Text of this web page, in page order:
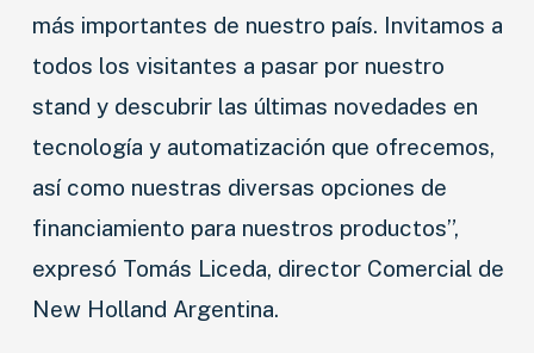
más importantes de nuestro país. Invitamos a
todos los visitantes a pasar por nuestro
stand y descubrir las últimas novedades en
tecnología y automatización que ofrecemos,
así como nuestras diversas opciones de
financiamiento para nuestros productos”,
expresó Tomás Liceda, director Comercial de
New Holland Argentina.